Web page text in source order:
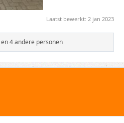
Laatst bewerkt: 2 jan 2023
en 4 andere personen